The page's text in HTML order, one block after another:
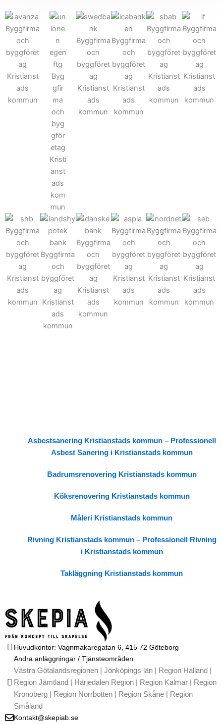
Asbestsanering Kristianstads kommun – Professionell
Asbest Sanering i Kristianstads kommun
Badrumsrenovering Kristianstads kommun
Köksrenovering Kristianstads kommun
Måleri Kristianstads kommun
Rivning Kristianstads kommun – Professionell Rivning
i Kristianstads kommun
Takläggning Kristianstads kommun
Huvudkontor: Vagnmakaregatan 6, 415 72 Göteborg
Andra anläggningar / Tjänsteområden
Västra Götalandsregionen | Jönköpings län | Region Halland |
Region Jämtland | Härjedalen Region | Region Kalmar | Region
Kronoberg | Region Norrbotten | Region Skåne | Region
Småland
Kontakt@skepiab.se